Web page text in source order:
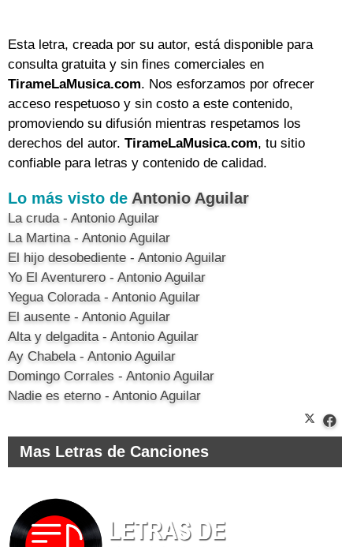
Esta letra, creada por su autor, está disponible para
consulta gratuita y sin fines comerciales en
TirameLaMusica.com. Nos esforzamos por ofrecer
acceso respetuoso y sin costo a este contenido,
promoviendo su difusión mientras respetamos los
derechos del autor. TirameLaMusica.com, tu sitio
confiable para letras y contenido de calidad.
Lo más visto de Antonio Aguilar
La cruda - Antonio Aguilar
La Martina - Antonio Aguilar
El hijo desobediente - Antonio Aguilar
Yo El Aventurero - Antonio Aguilar
Yegua Colorada - Antonio Aguilar
El ausente - Antonio Aguilar
Alta y delgadita - Antonio Aguilar
Ay Chabela - Antonio Aguilar
Domingo Corrales - Antonio Aguilar
Nadie es eterno - Antonio Aguilar
Mas Letras de Canciones